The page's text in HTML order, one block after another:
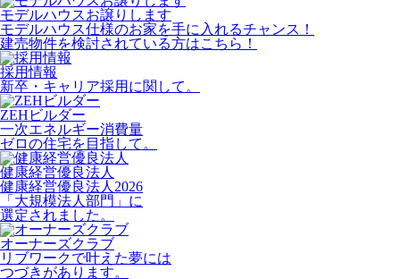
モデルハウスお譲りします
モデルハウス仕様のお家を手に入れるチャンス！
建売物件を検討されている方はこちら！
採用情報
新卒・キャリア採用に関して。
ZEHビルダー
一次エネルギー消費量
ゼロの住宅を目指して。
健康経営優良法人
健康経営優良法人2026
「大規模法人部門」に
選定されました。
オーナーズクラブ
リブワークで叶えた夢には
つづきがあります。